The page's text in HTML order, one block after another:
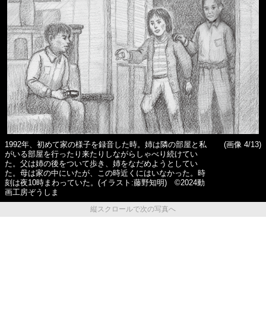
1992年、初めて家の様子を録音した時。姉は隣の部屋と私
がいる部屋を行ったり来たりしながらしゃべり続けてい
た。父は姉の後をついて歩き、姉をなだめようとしてい
た。母は家の中にいたが、この時近くにはいなかった。時
刻は夜10時まわっていた。(イラスト:藤野知明) ©2024動
画工房ぞうしま
(画像 4/13)
縦スクロールで次の写真へ